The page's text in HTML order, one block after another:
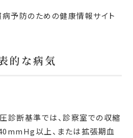
予防のための健康情報サイト
的な病気
診断基準では、診察室での収縮
以上、または拡張期血